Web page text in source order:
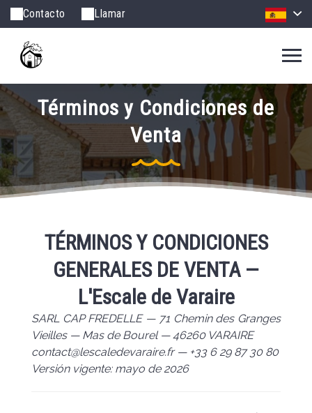
Contacto Llamar
Términos y Condiciones de
Venta
TÉRMINOS Y CONDICIONES
GENERALES DE VENTA —
L'Escale de Varaire
SARL CAP FREDELLE — 71 Chemin des Granges
Vieilles — Mas de Bourel — 46260 VARAIRE
contact@lescaledevaraire.fr — +33 6 29 87 30 80
Versión vigente: mayo de 2026